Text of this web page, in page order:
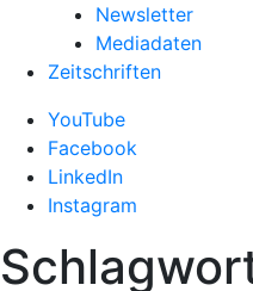
Newsletter
Mediadaten
Zeitschriften
YouTube
Facebook
LinkedIn
Instagram